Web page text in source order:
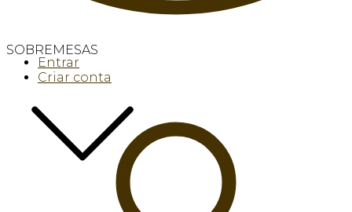
SOBREMESAS
Entrar
Criar conta